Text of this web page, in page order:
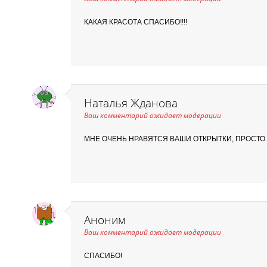
КАКАЯ КРАСОТА СПАСИБО!!!!
Наталья Жданова
Ваш комментарий ожидает модерации
МНЕ ОЧЕНЬ НРАВЯТСЯ ВАШИ ОТКРЫТКИ,
Аноним
Ваш комментарий ожидает модерации
СПАСИБО!